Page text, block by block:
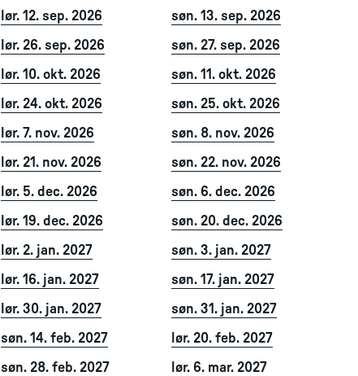
lør. 12. sep. 2026
søn. 13. sep. 2026
lør. 26. sep. 2026
søn. 27. sep. 2026
lør. 10. okt. 2026
søn. 11. okt. 2026
lør. 24. okt. 2026
søn. 25. okt. 2026
lør. 7. nov. 2026
søn. 8. nov. 2026
lør. 21. nov. 2026
søn. 22. nov. 2026
lør. 5. dec. 2026
søn. 6. dec. 2026
lør. 19. dec. 2026
søn. 20. dec. 2026
lør. 2. jan. 2027
søn. 3. jan. 2027
lør. 16. jan. 2027
søn. 17. jan. 2027
lør. 30. jan. 2027
søn. 31. jan. 2027
søn. 14. feb. 2027
lør. 20. feb. 2027
søn. 28. feb. 2027
lør. 6. mar. 2027